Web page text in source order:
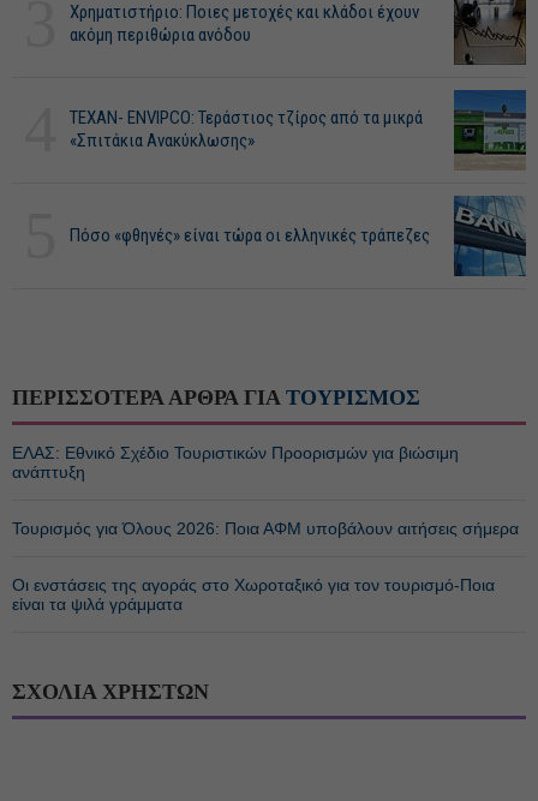
Χρηματιστήριο: Ποιες μετοχές και κλάδοι έχουν
ακόμη περιθώρια ανόδου
ΤΕΧΑΝ- ENVIPCO: Τεράστιος τζίρος από τα μικρά
«Σπιτάκια Ανακύκλωσης»
Πόσο «φθηνές» είναι τώρα οι ελληνικές τράπεζες
ΠΕΡΙΣΣΟΤΕΡΑ ΑΡΘΡΑ ΓΙΑ ΤΟΥΡΙΣΜΟΣ
ΕΛΑΣ: Εθνικό Σχέδιο Τουριστικών Προορισμών για βιώσιμη
ανάπτυξη
Τουρισμός για Όλους 2026: Ποια ΑΦΜ υποβάλουν αιτήσεις σήμερα
Οι ενστάσεις της αγοράς στο Χωροταξικό για τον τουρισμό-Ποια
είναι τα ψιλά γράμματα
ΣΧΟΛΙΑ ΧΡΗΣΤΩΝ